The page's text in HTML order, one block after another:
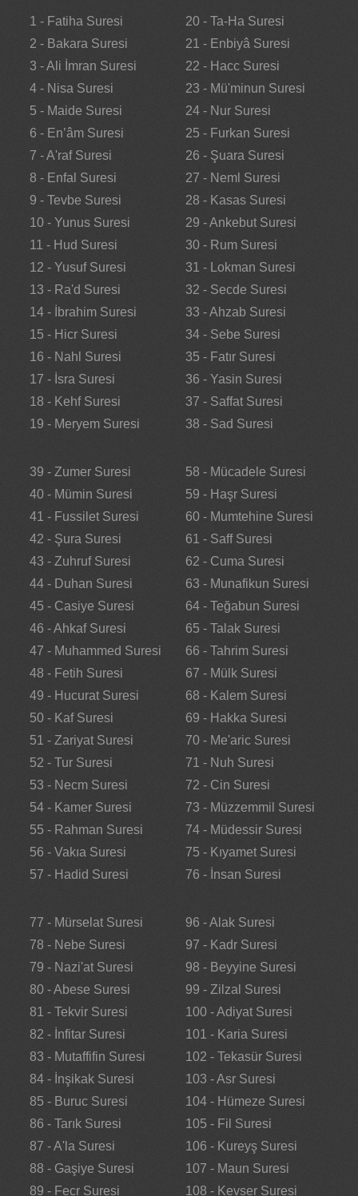
1 - Fatiha Suresi
2 - Bakara Suresi
3 - Ali İmran Suresi
4 - Nisa Suresi
5 - Maide Suresi
6 - En’âm Suresi
7 - A'raf Suresi
8 - Enfal Suresi
9 - Tevbe Suresi
10 - Yunus Suresi
11 - Hud Suresi
12 - Yusuf Suresi
13 - Ra'd Suresi
14 - İbrahim Suresi
15 - Hicr Suresi
16 - Nahl Suresi
17 - İsra Suresi
18 - Kehf Suresi
19 - Meryem Suresi
20 - Ta-Ha Suresi
21 - Enbiyâ Suresi
22 - Hacc Suresi
23 - Mü'minun Suresi
24 - Nur Suresi
25 - Furkan Suresi
26 - Şuara Suresi
27 - Neml Suresi
28 - Kasas Suresi
29 - Ankebut Suresi
30 - Rum Suresi
31 - Lokman Suresi
32 - Secde Suresi
33 - Ahzab Suresi
34 - Sebe Suresi
35 - Fatır Suresi
36 - Yasin Suresi
37 - Saffat Suresi
38 - Sad Suresi
39 - Zumer Suresi
40 - Mümin Suresi
41 - Fussilet Suresi
42 - Şura Suresi
43 - Zuhruf Suresi
44 - Duhan Suresi
45 - Casiye Suresi
46 - Ahkaf Suresi
47 - Muhammed Suresi
48 - Fetih Suresi
49 - Hucurat Suresi
50 - Kaf Suresi
51 - Zariyat Suresi
52 - Tur Suresi
53 - Necm Suresi
54 - Kamer Suresi
55 - Rahman Suresi
56 - Vakıa Suresi
57 - Hadid Suresi
58 - Mücadele Suresi
59 - Haşr Suresi
60 - Mumtehine Suresi
61 - Saff Suresi
62 - Cuma Suresi
63 - Munafikun Suresi
64 - Teğabun Suresi
65 - Talak Suresi
66 - Tahrim Suresi
67 - Mülk Suresi
68 - Kalem Suresi
69 - Hakka Suresi
70 - Me'aric Suresi
71 - Nuh Suresi
72 - Cin Suresi
73 - Müzzemmil Suresi
74 - Müdessir Suresi
75 - Kıyamet Suresi
76 - İnsan Suresi
77 - Mürselat Suresi
78 - Nebe Suresi
79 - Nazi'at Suresi
80 - Abese Suresi
81 - Tekvir Suresi
82 - İnfitar Suresi
83 - Mutaffifin Suresi
84 - İnşikak Suresi
85 - Buruc Suresi
86 - Tarık Suresi
87 - A'la Suresi
88 - Gaşiye Suresi
89 - Fecr Suresi
96 - Alak Suresi
97 - Kadr Suresi
98 - Beyyine Suresi
99 - Zilzal Suresi
100 - Adiyat Suresi
101 - Karia Suresi
102 - Tekasür Suresi
103 - Asr Suresi
104 - Hümeze Suresi
105 - Fil Suresi
106 - Kureyş Suresi
107 - Maun Suresi
108 - Kevser Suresi